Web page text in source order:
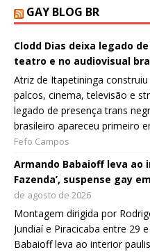
GAY BLOG BR
Clodd Dias deixa legado
teatro e no audiovisual
Atriz de Itapetininga
palcos, cinema, televisão e
legado de presença trans
brasileiro apareceu primeiro
Fefo Campos
Armando Babaioff leva ao
Fazenda’, suspense gay
de agosto de 2026
Montagem dirigida por
Jundiaí e Piracicaba entre 29
Babaioff leva ao interior